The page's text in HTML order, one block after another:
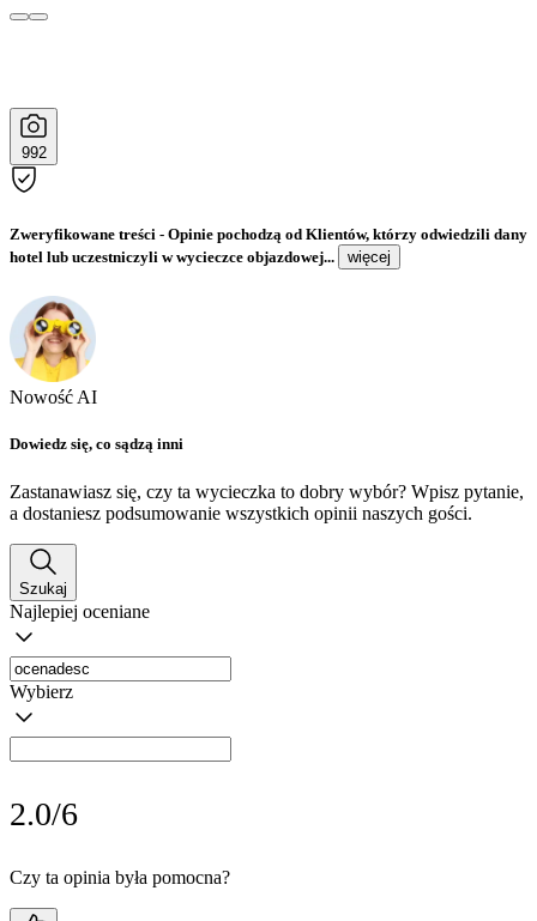
992
Zweryfikowane treści - Opinie pochodzą od Klientów, którzy odwiedzili dany
hotel lub uczestniczyli w wycieczce objazdowej...
więcej
Nowość AI
Dowiedz się, co sądzą inni
Zastanawiasz się, czy ta wycieczka to dobry wybór? Wpisz pytanie,
a dostaniesz podsumowanie wszystkich opinii naszych gości.
Szukaj
Najlepiej oceniane
Wybierz
2.0/6
Czy ta opinia była pomocna?